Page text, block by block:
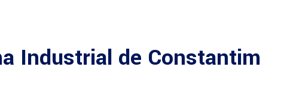
Industrial de Constantim